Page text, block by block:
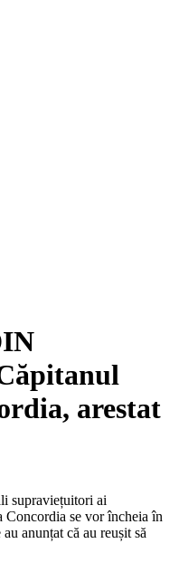
arestat
supraviețuitori ai
Concordia se vor încheia în
anunțat că au reușit să